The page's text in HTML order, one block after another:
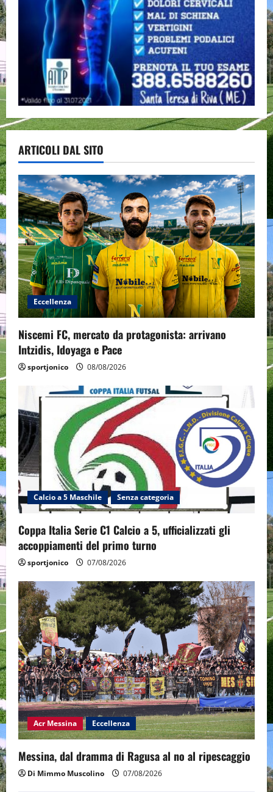
ARTICOLI DAL SITO
Eccellenza
Niscemi FC, mercato da protagonista: arrivano
Intzidis, Idoyaga e Pace
sportjonico 08/08/2026
Calcio a 5 Maschile Senza categoria
Coppa Italia Serie C1 Calcio a 5, ufficializzati gli
accoppiamenti del primo turno
sportjonico 07/08/2026
Acr Messina Eccellenza
Messina, dal dramma di Ragusa al no al ripescaggio
Di Mimmo Muscolino 07/08/2026